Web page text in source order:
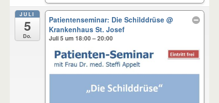
JULI
5
Do.
Patientenseminar: Die Schilddrüse@
Krankenhaus St. Josef
Juli 5 um 18:00 – 20:00